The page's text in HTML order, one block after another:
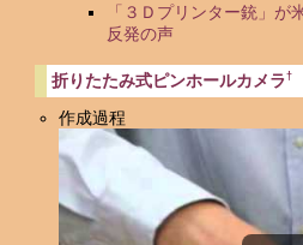
「３Ｄプリンター銃」が
反発の声
折りたたみ式ピンホールカメラ†
作成過程